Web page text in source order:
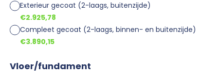
Exterieur gecoat (2-laags, buitenzijde)
€2.925,78
Compleet gecoat (2-laags, binnen- en buitenzijde)
€3.890,15
Vloer/fundament